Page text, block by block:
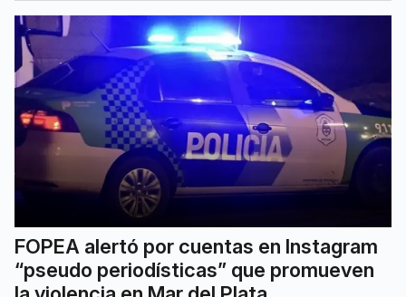
FOPEA alertó por cuentas en Instagram
“pseudo periodísticas” que promueven